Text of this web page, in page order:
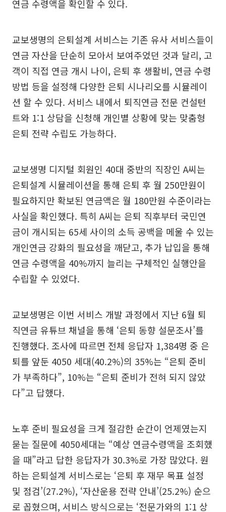
연금 수령액을 확인할 수 있다.
교보생명의 은퇴설계 서비스는 기존 유사 서비스들이
연금 자산을 단순히 모아서 보여주었던 것과 달리, 고
객이 직접 연금 개시 나이, 은퇴 후 생활비, 연금 수령
방법 등을 설정해 다양한 은퇴 시나리오를 시뮬레이
션 할 수 있다. 서비스 내에서 퇴직연금 전문 컨설턴
트와 1:1 상담을 신청해 개인별 상황에 맞는 맞춤형
은퇴 전략 수립도 가능하다.
교보생명 디지털 회원인 40대 중반의 직장인 A씨는
은퇴설계 시뮬레이션을 통해 은퇴 후 월 250만원이
필요하지만 확보된 연금액은 월 180만원 수준이라는
사실을 확인했다. 특히 A씨는 은퇴 직후부터 국민연
금이 개시되는 65세 사이의 소득 공백을 메울 수 있는
개인연금 강화의 필요성을 깨닫고, 추가 납입을 통해
연금 수령액을 40%까지 늘리는 구체적인 실행안을
수립할 수 있었다.
교보생명은 이번 서비스 개발 과정에서 지난 6월 퇴
직연금 유튜브 채널을 통해 ‘은퇴 동향 설문조사’를
진행했다. 조사에 따르면 전체 응답자 1,384명 중 은
퇴를 앞둔 4050 세대(40.2%)의 35%는 “은퇴 준비
가 부족하다”, 10%는 “은퇴 준비가 전혀 되지 않았
다”고 답했다.
노후 준비 필요성을 크게 절감한 순간이 언제였는지
묻는 질문에 4050세대는 “예상 연금수령액을 조회했
을 때”라고 답한 응답자가 30.3%로 가장 많았다. 원
하는 은퇴설계 서비스로는 ‘은퇴 후 재무 목표 설정
및 점검’(27.2%), ‘자산운용 전략 안내’(25.2%) 순으
로 꼽혔으며, 서비스 방식으로는 ‘전문가와의 1:1 상